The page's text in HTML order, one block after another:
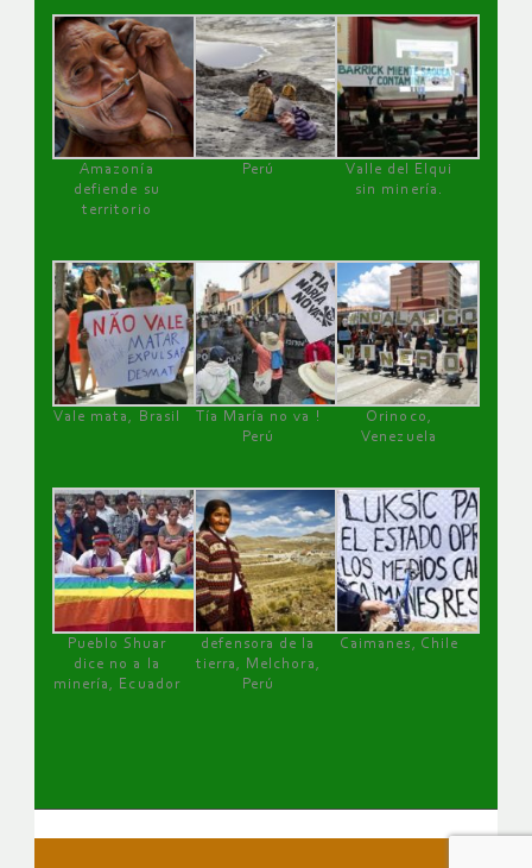
Amazonía
defiende su
territorio
Perú
Valle del Elqui
sin minería.
Vale mata, Brasil
Tía María no va !
Perú
Orinoco,
Venezuela
Pueblo Shuar
dice no a la
minería, Ecuador
defensora de la
tierra, Melchora,
Perú
Caimanes, Chile